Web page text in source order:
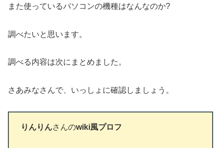
また使っているパソコンの機種はなんなのか?
調べたいと思います。
調べる内容は次にまとめました。
さあみなさんで、いっしょに確認しましょう。
りんりんさんのwiki風プロフ